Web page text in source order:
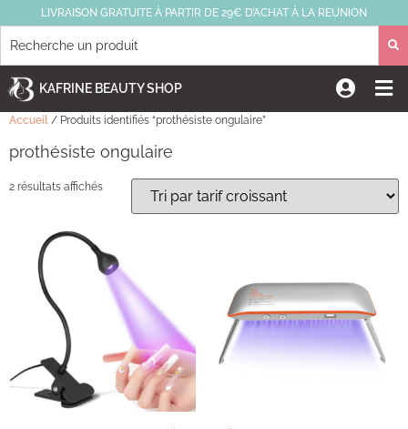
LIVRAISON GRATUITE À PARTIR DE 29€ D’ACHAT À LA REUNION
KAFRINE BEAUTY SHOP
Accueil / Produits identifiés “prothésiste ongulaire”
prothésiste ongulaire
2 résultats affichés